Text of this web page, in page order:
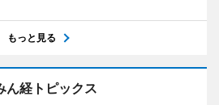
もっと見る
ん経トピックス